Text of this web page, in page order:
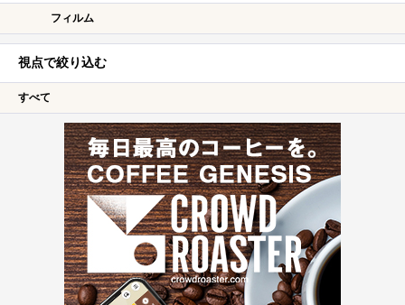
フィルム
視点で絞り込む
すべて